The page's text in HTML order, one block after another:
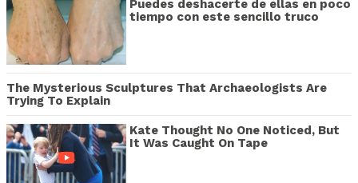
Puedes deshacerte de ellas en poco
tiempo con este sencillo truco
The Mysterious Sculptures That Archaeologists Are
Trying To Explain
Kate Thought No One Noticed, But
It Was Caught On Tape